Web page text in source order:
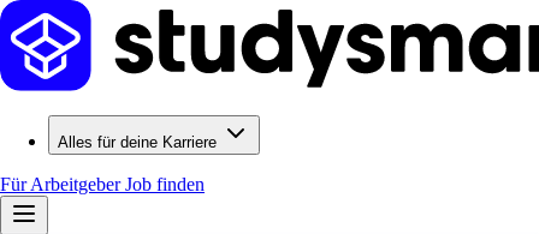
Alles für deine Karriere
Für ArbeitgeberJob finden